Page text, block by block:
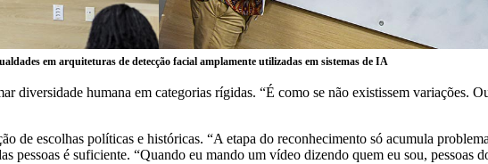
em arquiteturas de detecção facial amplamente utilizadas em sistemas de IA
diversidade humana em categorias rígidas. “É como se não existissem variações.
de escolhas políticas e históricas. “A etapa do reconhecimento só acumula
pessoas é suficiente. “Quando eu mando um vídeo dizendo quem eu sou, pessoas